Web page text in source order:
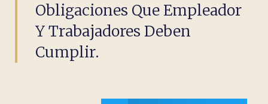
Obligaciones Que Empleador
Y Trabajadores Deben
Cumplir.